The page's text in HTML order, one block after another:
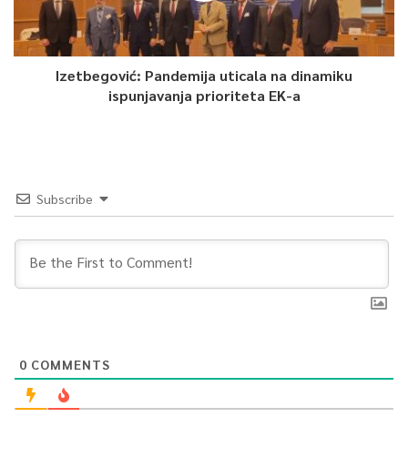
Izetbegović: Pandemija uticala na dinamiku
ispunjavanja prioriteta EK-a
Subscribe
0 COMMENTS